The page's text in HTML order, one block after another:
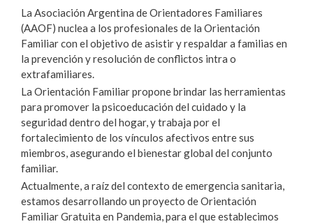
La Asociación Argentina de Orientadores Familiares
(AAOF) nuclea a los profesionales de la Orientación
Familiar con el objetivo de asistir y respaldar a familias en
la prevención y resolución de conflictos intra o
extrafamiliares.
La Orientación Familiar propone brindar las herramientas
para promover la psicoeducación del cuidado y la
seguridad dentro del hogar, y trabaja por el
fortalecimiento de los vínculos afectivos entre sus
miembros, asegurando el bienestar global del conjunto
familiar.
Actualmente, a raíz del contexto de emergencia sanitaria,
estamos desarrollando un proyecto de Orientación
Familiar Gratuita en Pandemia, para el que establecimos